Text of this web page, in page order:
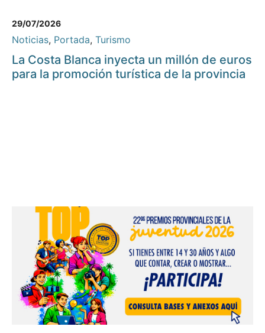
29/07/2026
Noticias, Portada, Turismo
La Costa Blanca inyecta un millón de euros
para la promoción turística de la provincia